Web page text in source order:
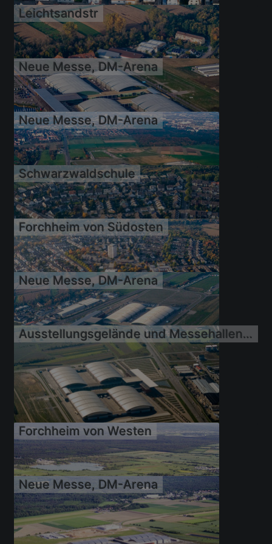
11.10.2008
11.10.2008
Leichtsandstr
11.10.2008
Neue Messe, DM-Arena
11.10.2008
Neue Messe, DM-Arena
11.10.2008
Schwarzwaldschule
11.10.2008
Forchheim von Südosten
11.10.2008
Neue Messe, DM-Arena
11.10.2008
Ausstellungsgelände und Messehallen der der DM-Arena, Karlsruher Messe- und Kongress GmbH im Ortsteil Daxlanden in Karlsruhe
14.10.2007
Forchheim von Westen
Neue Messe, DM-Arena